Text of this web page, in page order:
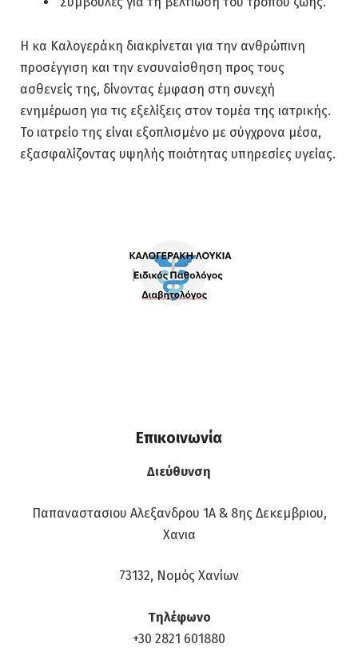
Η κα Καλογεράκη διακρίνεται για την ανθρώπινη
προσέγγιση και την ενσυναίσθηση προς τους
ασθενείς της, δίνοντας έμφαση στη συνεχή
ενημέρωση για τις εξελίξεις στον τομέα της ιατρικής.
Το ιατρείο της είναι εξοπλισμένο με σύγχρονα μέσα,
εξασφαλίζοντας υψηλής ποιότητας υπηρεσίες υγείας.
Επικοινωνία
Διεύθυνση
Παπαναστασιου Αλεξανδρου 1Α & 8ης Δεκεμβριου,
Χανια
73132, Νομός Χανίων
Τηλέφωνο
+30 2821 601880